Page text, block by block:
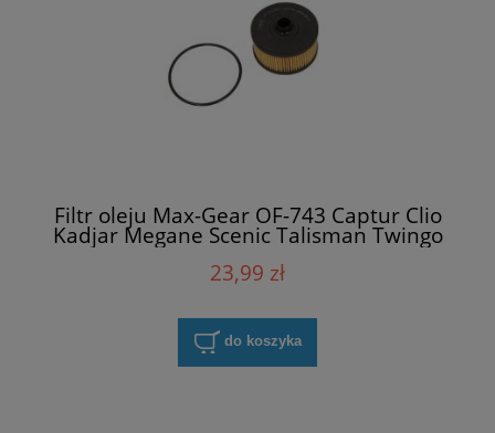
Filtr oleju Max-Gear OF-743 Captur Clio
Kadjar Megane Scenic Talisman Twingo
23,99 zł
do koszyka